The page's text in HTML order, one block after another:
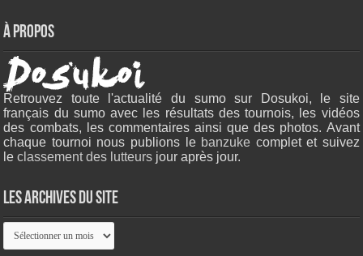
À propos
Retrouvez toute l'actualité du sumo sur Dosukoi, le site
français du sumo avec les résultats des tournois, les vidéos
des combats, les commentaires ainsi que des photos. Avant
chaque tournoi nous publions le banzuke complet et suivez
leclassement des lutteurs jour après jour.
Les archives du site
Les
archives